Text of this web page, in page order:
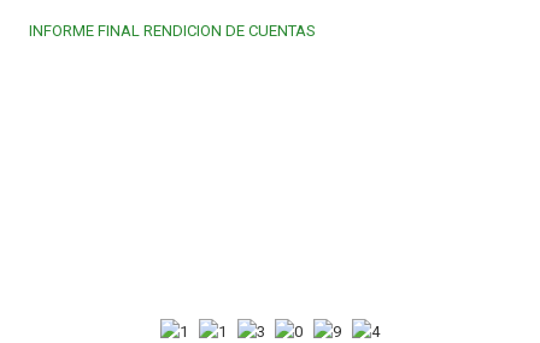
INFORME FINAL RENDICION DE CUENTAS